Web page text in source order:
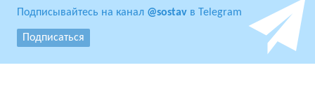
Подписывайтесь на канал @sostav в Telegram
Подписаться